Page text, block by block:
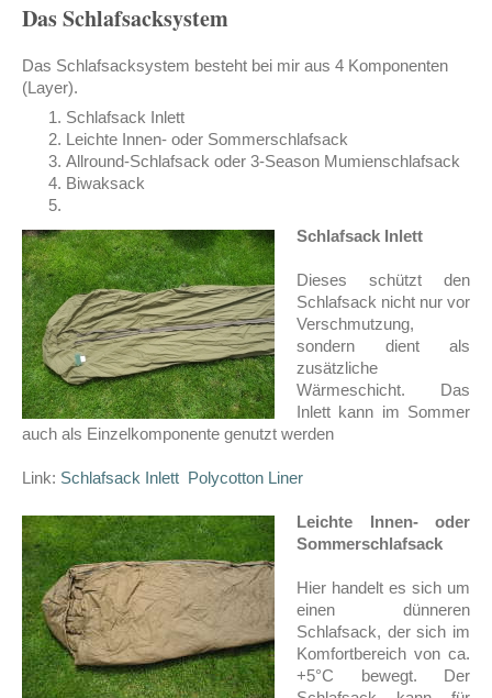
Das Schlafsacksystem
Das Schlafsacksystem besteht bei mir aus 4 Komponenten
(Layer).
Schlafsack Inlett
Leichte Innen- oder Sommerschlafsack
Allround-Schlafsack oder 3-Season Mumienschlafsack
Biwaksack
Schlafsack Inlett
Dieses schützt den
Schlafsack nicht nur vor
Verschmutzung,
sondern dient als
zusätzliche
Wärmeschicht. Das
Inlett kann im Sommer
auch als Einzelkomponente genutzt werden
Link: Schlafsack Inlett Polycotton Liner
Leichte Innen- oder
Sommerschlafsack
Hier handelt es sich um
einen dünneren
Schlafsack, der sich im
Komfortbereich von ca.
+5°C bewegt. Der